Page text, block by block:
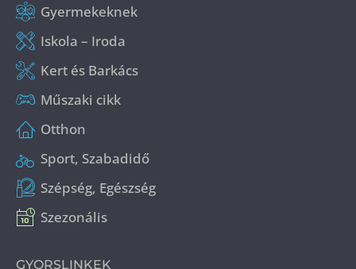
Gyermekeknek
Iskola – Iroda
Kert és Barkács
Műszaki cikk
Otthon
Sport, Szabadidő
Szépség, Egészség
Szezonális
GYORSLINKEK